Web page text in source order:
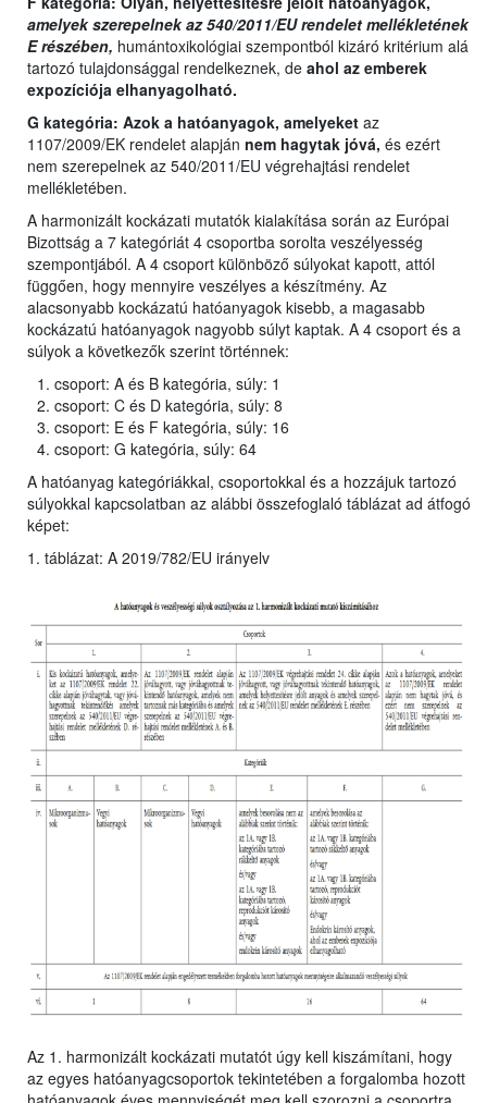
amelyek szerepelnek az 540/2011/EU rendelet mellékletének
E részében, humántoxikológiai szempontból kizáró kritérium alá
tartozó tulajdonsággal rendelkeznek, de ahol az emberek
expozíciója elhanyagolható.
G kategória: Azok a hatóanyagok, amelyeket az
1107/2009/EK rendelet alapján nem hagytak jóvá, és ezért
nem szerepelnek az 540/2011/EU végrehajtási rendelet
mellékletében.
A harmonizált kockázati mutatók kialakítása során az Európai
Bizottság a 7 kategóriát 4 csoportba sorolta veszélyesség
szempontjából. A 4 csoport különböző súlyokat kapott, attól
függően, hogy mennyire veszélyes a készítmény. Az
alacsonyabb kockázatú hatóanyagok kisebb, a magasabb
kockázatú hatóanyagok nagyobb súlyt kaptak. A 4 csoport és a
súlyok a következők szerint történnek:
csoport: A és B kategória, súly: 1
csoport: C és D kategória, súly: 8
csoport: E és F kategória, súly: 16
csoport: G kategória, súly: 64
A hatóanyag kategóriákkal, csoportokkal és a hozzájuk tartozó
súlyokkal kapcsolatban az alábbi összefoglaló táblázat ad átfogó
képet:
1. táblázat: A 2019/782/EU irányelv
Az 1. harmonizált kockázati mutatót úgy kell kiszámítani, hogy
az egyes hatóanyagcsoportok tekintetében a forgalomba hozott